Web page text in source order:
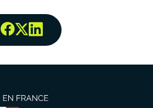
Partager surFacebook
Partager surTwitter
Partager